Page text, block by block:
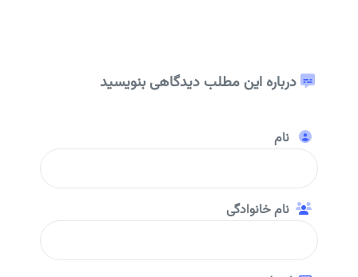
درباره این مطلب دیدگاهی بنویسید
نام
نام خانوادگی